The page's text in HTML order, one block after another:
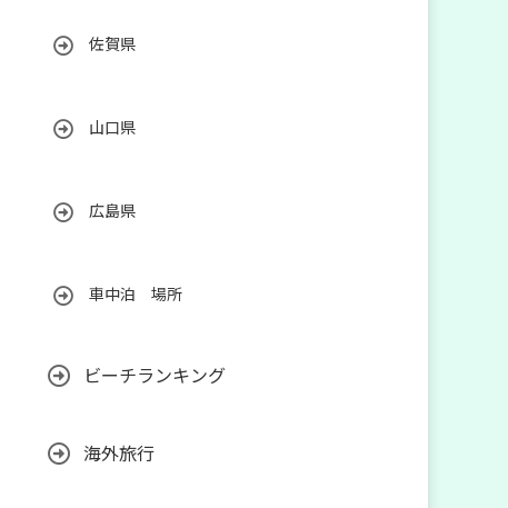
佐賀県
山口県
広島県
車中泊 場所
ビーチランキング
海外旅行